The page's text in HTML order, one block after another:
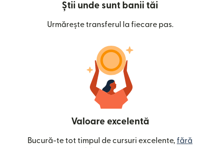
Știi unde sunt banii tăi
Urmărește transferul la fiecare pas.
Valoare excelentă
Bucură-te tot timpul de cursuri excelente, fără